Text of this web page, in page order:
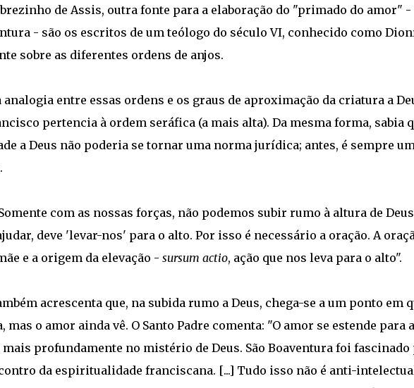
de Assis, outra fonte para a elaboração do "primado do amor" -
- são os escritos de um teólogo do século VI, conhecido como
sobre as diferentes ordens de anjos.
analogia entre essas ordens e os graus de aproximação da criatura a
pertencia à ordem seráfica (a mais alta). Da mesma forma, sabia
a Deus não poderia se tornar uma norma jurídica; antes, é sempre
com as nossas forças, não podemos subir rumo à altura de
deve 'levar-nos' para o alto. Por isso é necessário a oração. A
e a origem da elevação - sursum actio, ação que nos leva para o alto".
acrescenta que, na subida rumo a Deus, chega-se a um ponto em
mas o amor ainda vê. O Santo Padre comenta: "O amor se estende para
mais profundamente no mistério de Deus. São Boaventura foi fascinado
da espiritualidade franciscana. [...] Tudo isso não é anti-